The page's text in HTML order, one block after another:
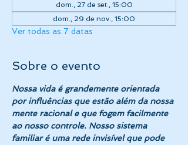
dom., 27 de set., 15:00
dom., 29 de nov., 15:00
Ver todas as 7 datas
Sobre o evento
Nossa vida é grandemente orientada
por influências que estão além da nossa
mente racional e que fogem facilmente
ao nosso controle. Nosso sistema
familiar é uma rede invisível que pode